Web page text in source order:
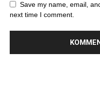
Save my name, email,
next time I comment.